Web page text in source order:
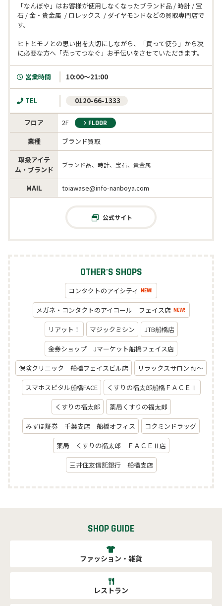
「なんぼや」はお客様が使用しなくなったブランド品 / 時計 / 宝
石 / 金・貴金属  / ロレックス  / ダイヤモンドなどの買取専門店で
す。
ヒトとモノとの思い出を大切にしながら、「買って使う」から次
に必要な方へ「売ってつなぐ」お手伝いをさせていただきます。
営業時間 10:00～21:00
TEL 0120-66-1333
フロア 2F FLOOR
業種
ブランド買取
取扱アイテ
ム・ブランド
ブランド品、時計、宝石、貴金属
MAIL toiawase@info-nanboya.com
公式サイト
OTHER'S SHOPS
コンタクトのアイシティ NEW!
メガネ・コンタクトのアイコール フェイス店 NEW!
リアット！ マジックミシン JTB船橋店
金券ショップ Jマーケット船橋フェイス店
保険クリニック 船橋フェイスビル店 リラックスサロン fu～
スマホスピタル船橋FACE くすりの福太郎船橋ＦＡＣＥⅡ
くすりの福太郎 薬局くすりの福太郎
みずほ証券 千葉支店 船橋オフィス コクミンドラッグ
薬局 くすりの福太郎 ＦＡＣＥⅡ店
三井住友信託銀行 船橋支店
SHOP GUIDE
ファッション・雑貨
レストラン